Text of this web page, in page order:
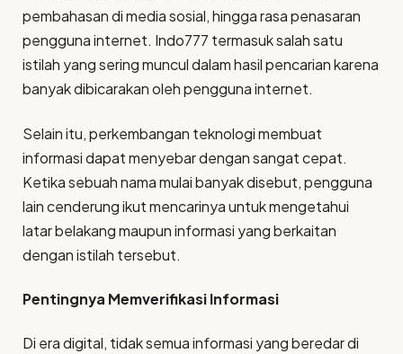
pembahasan di media sosial, hingga rasa penasaran
pengguna internet. Indo777 termasuk salah satu
istilah yang sering muncul dalam hasil pencarian karena
banyak dibicarakan oleh pengguna internet.
Selain itu, perkembangan teknologi membuat
informasi dapat menyebar dengan sangat cepat.
Ketika sebuah nama mulai banyak disebut, pengguna
lain cenderung ikut mencarinya untuk mengetahui
latar belakang maupun informasi yang berkaitan
dengan istilah tersebut.
Pentingnya Memverifikasi Informasi
Di era digital, tidak semua informasi yang beredar di